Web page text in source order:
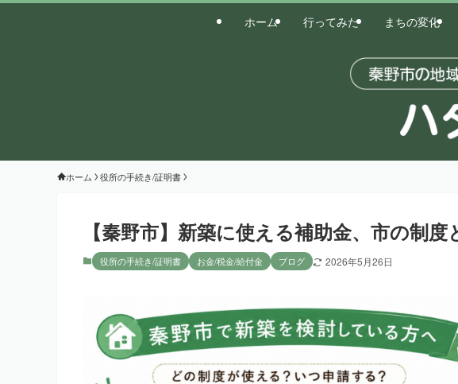
ホーム 行ってみた まちの変化
ホーム 役所の手続き/証明書
【秦野市】新築に使える補助金、市の制
役所の手続き/証明書 お金/税金/給付金 ブログ 2026年5月26日